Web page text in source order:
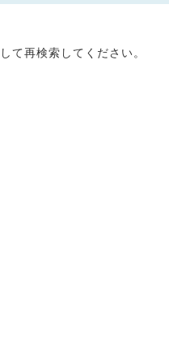
て再検索してください。